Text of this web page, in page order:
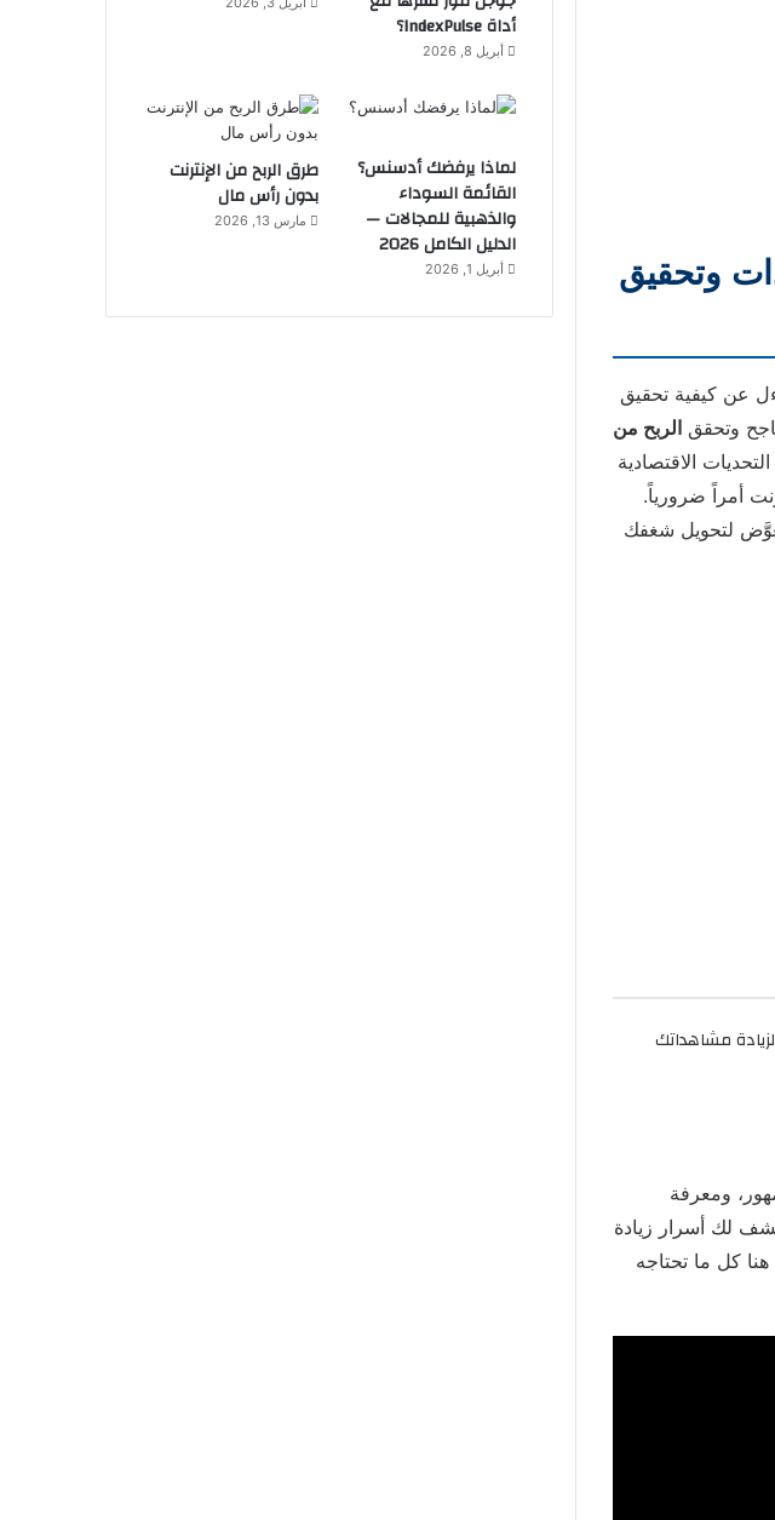
المشاهدات وتحقيق
عن كيفية تحقيق
وتحقق الربح من
الاقتصادية
أمراً ضرورياً.
تُعوَّض لتحويل شغفك
للمبتدئين: 7 أسرار لزيادة مشاهداتك
ومعرفة
لك أسرار زيادة
كل ما تحتاجه
أداة IndexPulse؟
أبريل 8, 2026
لماذا يرفضك أدسنس؟
القائمة السوداء
والذهبية للمجالات —
الدليل الكامل 2026
أبريل 1, 2026
طرق الربح من الإنترنت
بدون رأس مال
مارس 13, 2026